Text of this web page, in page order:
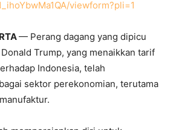
— Perang dagang yang dipicu
Trump, yang menaikkan tarif
Indonesia, telah
sektor perekonomian, terutama